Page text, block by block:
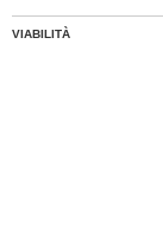
VIABILITÀ